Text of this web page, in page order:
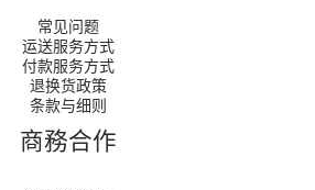
常见问题
运送服务方式
付款服务方式
退换货政策
条款与细则
商務合作